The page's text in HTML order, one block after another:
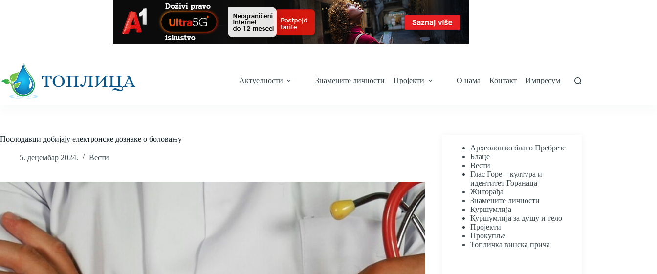
Актуелности Знамените личности Пројекти О нама Контакт Импресум
Послодавци добијају електронске дознаке о боловању
5. децембар 2024. Вести
Археолошко благо Пребрезе
Блаце
Вести
Глас Горе – култура и
идентитет Горанаца
Житорађа
Знамените личности
Куршумлија
Куршумлија за душу и тело
Пројекти
Прокупље
Топличка винска прича